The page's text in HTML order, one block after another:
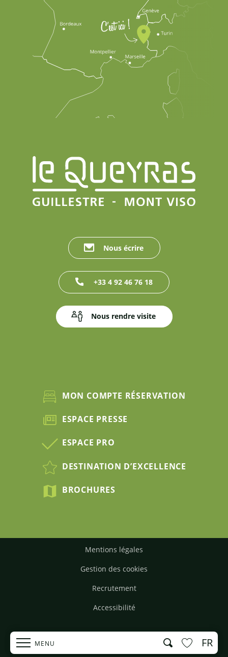
MENU Recherche FR
Nous écrire
+33 4 92 46 76 18
Nous rendre visite
MON COMPTE RÉSERVATION
ESPACE PRESSE
ESPACE PRO
DESTINATION D’EXCELLENCE
BROCHURES
Mentions légales
Gestion des cookies
Recrutement
Accessibilité